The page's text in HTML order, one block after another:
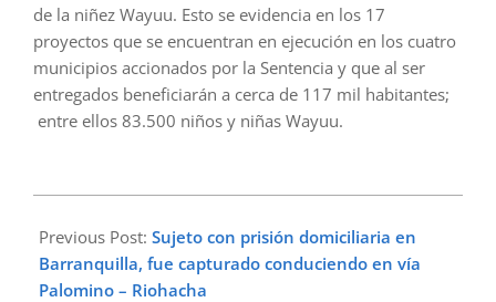
de la niñez Wayuu. Esto se evidencia en los 17
proyectos que se encuentran en ejecución en los cuatro
municipios accionados por la Sentencia y que al ser
entregados beneficiarán a cerca de 117 mil habitantes;
entre ellos 83.500 niños y niñas Wayuu.
04-
16
Previous Post: Sujeto con prisión domiciliaria en
Barranquilla, fue capturado conduciendo en vía
Palomino – Riohacha